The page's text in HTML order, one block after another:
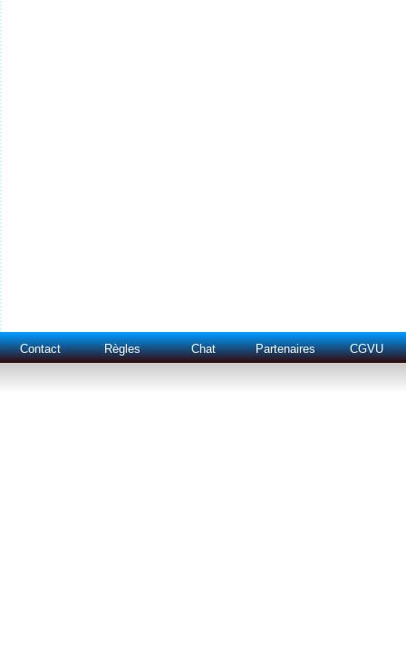
Contact Règles Chat Partenaires CGVU